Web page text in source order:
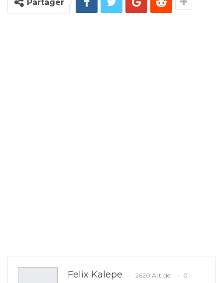
Partager
Felix Kalepe 2620 Article
0